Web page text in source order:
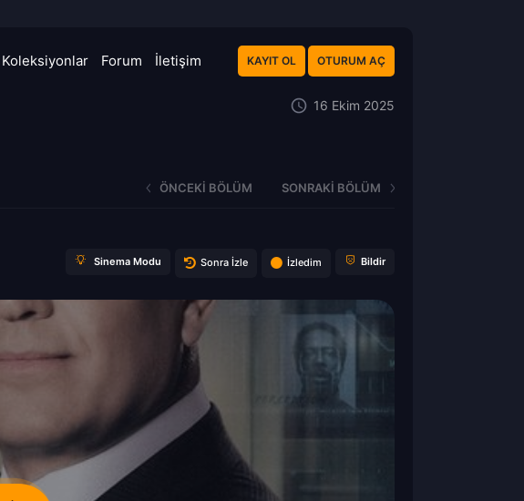
Koleksiyonlar Forum İletişim KAYIT OL OTURUM AÇ
16 Ekim 2025
ÖNCEKI BÖLÜM SONRAKI BÖLÜM
Sinema Modu Sonra İzle İzledim Bildir